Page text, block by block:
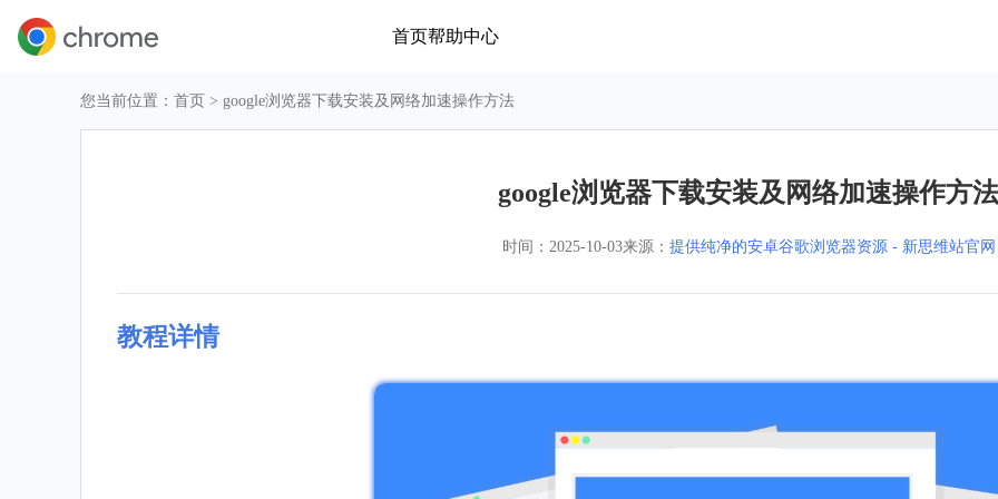
首页帮助中心
您当前位置： 首页 > google浏览器下载安装及网络加速操作方法
google浏览器下载安装及网络加速操作方法
时间： 2025-10-03来源： 提供纯净的安卓谷歌浏览器资源 - 新思维站官网
教程详情